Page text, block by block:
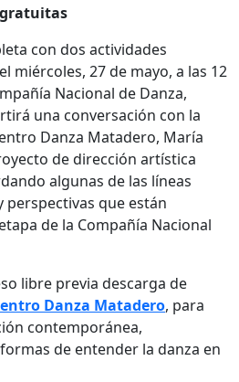
con dos actividades
miércoles, 27 de mayo, a las 12
Nacional de Danza,
una conversación con la
Danza Matadero, María
de dirección artística
algunas de las líneas
perspectivas que están
de la Compañía Nacional
libre previa descarga de
Danza Matadero, para
contemporánea,
de entender la danza en